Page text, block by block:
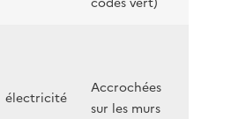
électricité
Accrochées
sur les murs